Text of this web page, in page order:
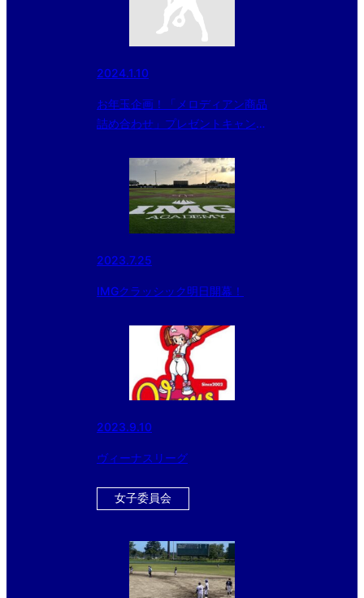
2024.1.10
お年玉企画！「メロディアン商品
詰め合わせ」プレゼントキャンペ
2023.7.25
IMGクラッシック明日開幕！
2023.9.10
ヴィーナスリーグ
女子委員会